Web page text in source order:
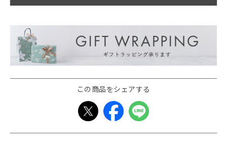
この商品をシェアする